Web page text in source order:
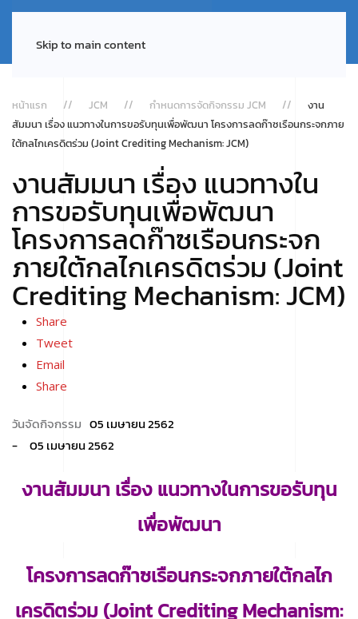
Skip to main content
หน้าแรก JCM กำหนดการจัดกิจกรรม JCM
งาน
สัมมนา เรื่อง แนวทางในการขอรับทุนเพื่อพัฒนา โครงการลดก๊าซเรือนกระจกภาย
ใต้กลไกเครดิตร่วม (Joint Crediting Mechanism: JCM)
งานสัมมนา เรื่อง แนวทางใน
การขอรับทุนเพื่อพัฒนา
โครงการลดก๊าซเรือนกระจก
ภายใต้กลไกเครดิตร่วม (Joint
Crediting Mechanism: JCM)
Share
Tweet
Email
Share
05 เมษายน 2562
05 เมษายน 2562
งานสัมมนา เรื่อง แนวทางในการขอรับทุน
เพื่อพัฒนา
โครงการลดก๊าซเรือนกระจกภายใต้กลไก
เครดิตร่วม (Joint Crediting Mechanism: